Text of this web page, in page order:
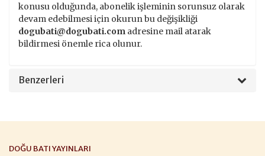
konusu olduğunda, abonelik işleminin sorunsuz olarak
devam edebilmesi için okurun bu değişikliği
dogubati@dogubati.com adresine mail atarak
bildirmesi önemle rica olunur.
Benzerleri
DOĞU BATI YAYINLARI